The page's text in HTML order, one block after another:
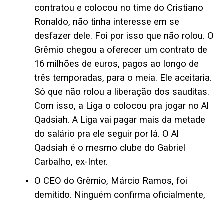
contratou e colocou no time do Cristiano
Ronaldo, não tinha interesse em se
desfazer dele. Foi por isso que não rolou. O
Grêmio chegou a oferecer um contrato de
16 milhões de euros, pagos ao longo de
três temporadas, para o meia. Ele aceitaria.
Só que não rolou a liberação dos sauditas.
Com isso, a Liga o colocou pra jogar no Al
Qadsiah. A Liga vai pagar mais da metade
do salário pra ele seguir por lá. O Al
Qadsiah é o mesmo clube do Gabriel
Carbalho, ex-Inter.
O CEO do Grêmio, Márcio Ramos, foi
demitido. Ninguém confirma oficialmente,